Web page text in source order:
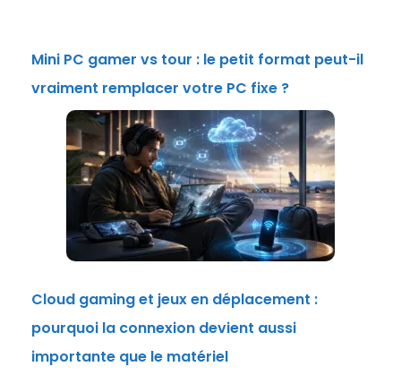
Mini PC gamer vs tour : le petit format peut-il
vraiment remplacer votre PC fixe ?
Cloud gaming et jeux en déplacement :
pourquoi la connexion devient aussi
importante que le matériel